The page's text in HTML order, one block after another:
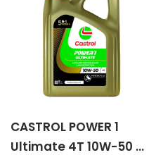
CASTROL POWER 1
Ultimate 4T 10W-50 4